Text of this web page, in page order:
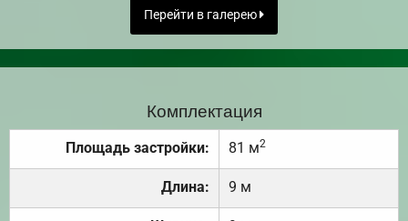
Перейти в галерею
Комплектация
Площадь застройки: 81 м2
Длина: 9 м